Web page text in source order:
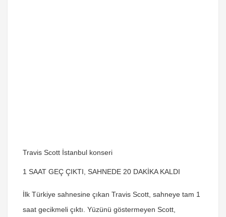
Travis Scott İstanbul konseri
1 SAAT GEÇ ÇIKTI, SAHNEDE 20 DAKİKA KALDI
İlk Türkiye sahnesine çıkan Travis Scott , sahneye tam 1
saat gecikmeli çıktı. Yüzünü göstermeyen Scott,